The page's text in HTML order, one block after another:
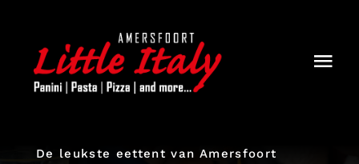
inhoud
Over little Italy
De leukste eettent van Amersfoort